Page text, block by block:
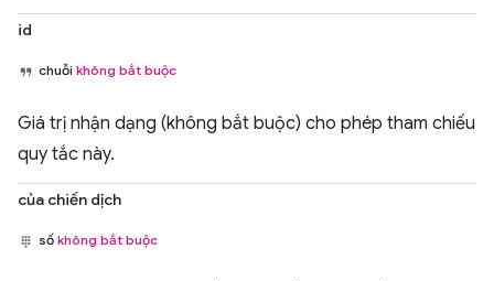
id
chuỗi không bắt buộc
Giá trị nhận dạng (không bắt buộc) cho phép tham chiếu
quy tắc này.
của chiến dịch
số không bắt buộc